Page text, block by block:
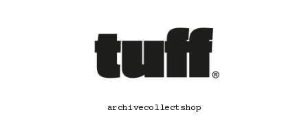
archivecollectshop